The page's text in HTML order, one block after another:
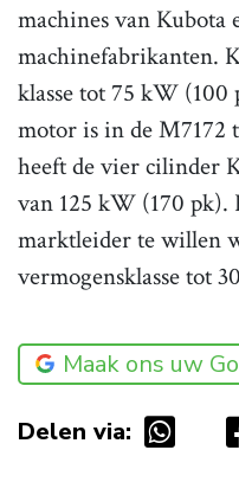
machines van Kubota
machinefabrikanten.
klasse tot 75 kW (100
motor is in de M7172
heeft de vier cilinder
van 125 kW (170 pk).
marktleider te willen
vermogensklasse tot
Maak ons uw
Delen via: